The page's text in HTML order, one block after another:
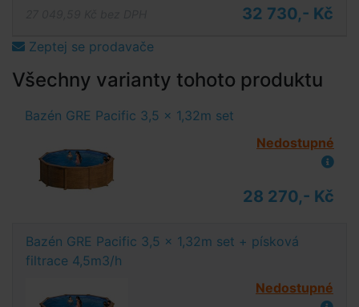
32 730,- Kč
Zeptej se prodavače
Všechny varianty tohoto produktu
Bazén GRE Pacific 3,5 x 1,32m set
Nedostupné
28 270,- Kč
Bazén GRE Pacific 3,5 x 1,32m set + písková
filtrace 4,5m3/h
Nedostupné